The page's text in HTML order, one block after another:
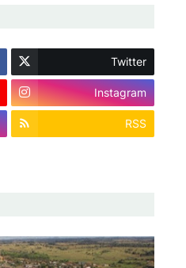
Twitter
Instagram
RSS